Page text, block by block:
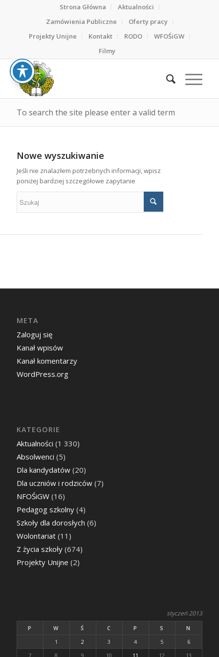
Strona Główna
Aktualności
Zamówienia Publiczne
Oferty pracy
Projekty Unijne
Kontakt RODO
WFOŚiGW
Filmy
To search the site please enter a valid term
Nowe wyszukiwanie
Jeśli nie znalazłem potrzebnych informacji, wpisz
poniżej bardziej szczegółowe zapytanie
META
Zaloguj się
Kanał wpisów
Kanał komentarzy
WordPress.org
KATEGORIE
Aktualności (1 330)
Absolwenci (5)
Dla kandydatów(20)
Dla uczniów i rodziców(7)
NFOŚiGW(16)
Pedagog szkolny(4)
Szkoły dla dorosłych (6)
Wolontariat(11)
Z życia szkoły(674)
Projekty Unijne (2)
styczeń 2013
P W Ś C P S
N
1
2 3 4 5
6
7
8 9 10 11 12 13